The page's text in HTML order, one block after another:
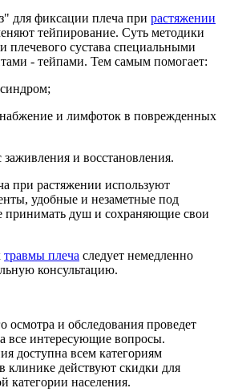
для фиксации плеча при растяжении
тейпирование. Суть методики
плечевого сустава специальными
- тейпами. Тем самым помогает:
и лимфоток в поврежденных
заживления и восстановления.
при растяжении используют
удобные и незаметные под
принимать душ и сохраняющие свои
травмы плеча следует немедленно
консультацию.
осмотра и обследования проведет
все интересующие вопросы.
доступна всем категориям
клинике действуют скидки для
категории населения.